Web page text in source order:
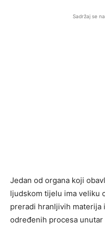
Sadržaj se
Jedan od organa koji
ljudskom tijelu ima veliku
preradi hranljivih materija
određenih procesa